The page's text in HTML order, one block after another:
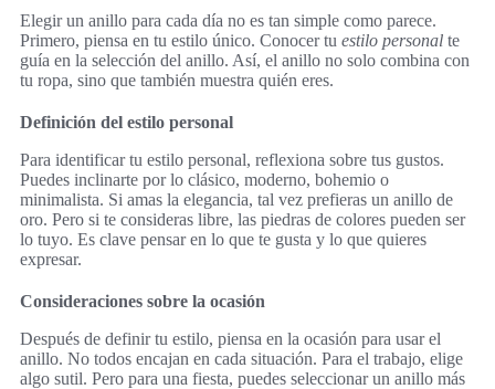
Elegir un anillo para cada día no es tan simple como parece.
Primero, piensa en tu estilo único. Conocer tu estilo personal te
guía en la selección del anillo. Así, el anillo no solo combina con
tu ropa, sino que también muestra quién eres.
Definición del estilo personal
Para identificar tu estilo personal, reflexiona sobre tus gustos.
Puedes inclinarte por lo clásico, moderno, bohemio o
minimalista. Si amas la elegancia, tal vez prefieras un anillo de
oro. Pero si te consideras libre, las piedras de colores pueden ser
lo tuyo. Es clave pensar en lo que te gusta y lo que quieres
expresar.
Consideraciones sobre la ocasión
Después de definir tu estilo, piensa en la ocasión para usar el
anillo. No todos encajan en cada situación. Para el trabajo, elige
algo sutil. Pero para una fiesta, puedes seleccionar un anillo más